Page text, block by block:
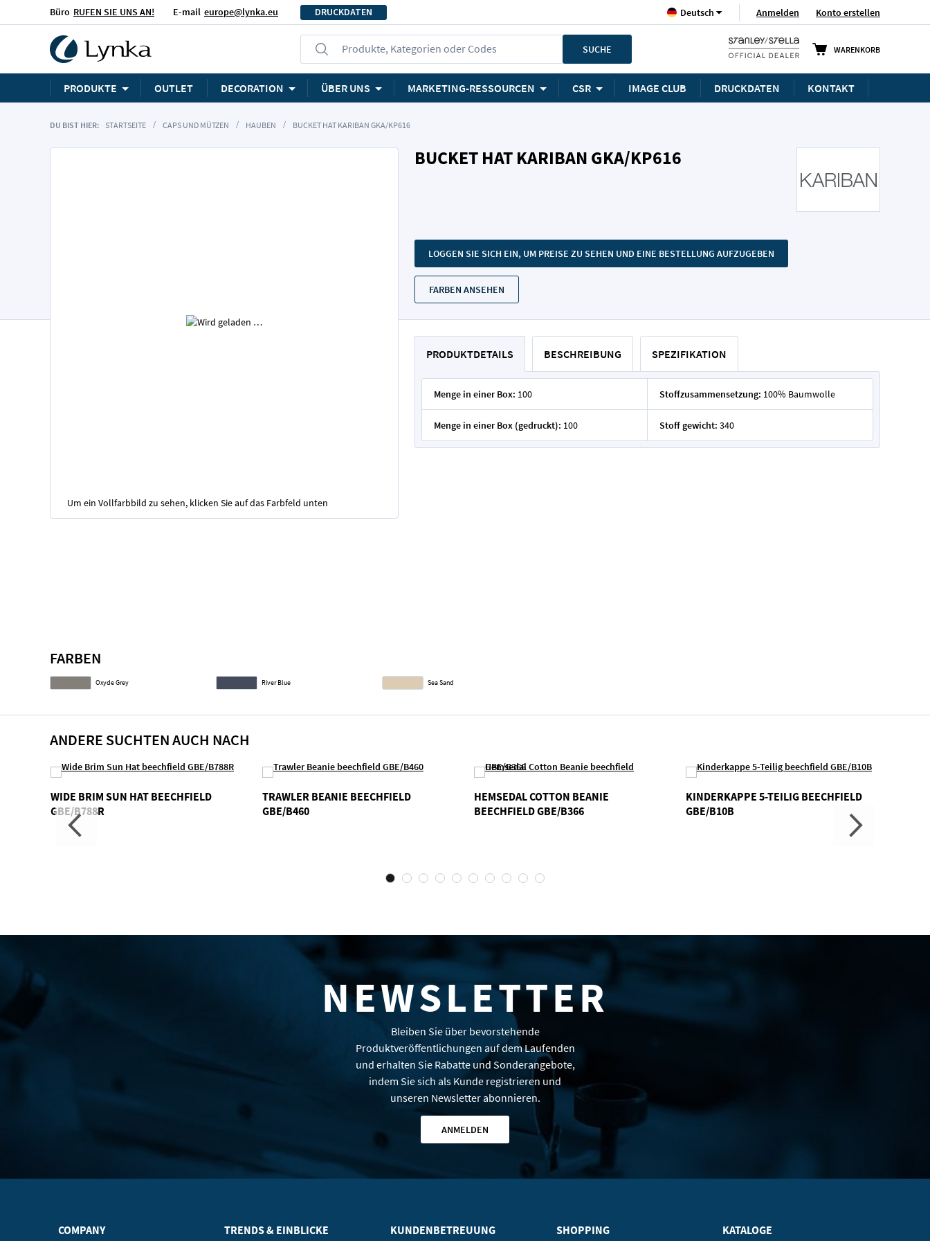
Büro RUFEN SIE UNS AN! E-mail europe@lynka.eu DRUCKDATEN Anmelden Konto erstellen
SpracheDeutsch
WARENKORB
Produkte, Kategorien oder Codes SUCHE
PRODUKTE OUTLET DECORATION ÜBER UNS MARKETING-RESSOURCEN CSR IMAGE CLUB DRUCKDATEN KONTAKT
DU BIST HIER: STARTSEITE CAPS UND MÜTZEN HAUBEN BUCKET HAT KARIBAN GKA/KP616
BUCKET HAT KARIBAN GKA/KP616
LOGGEN SIE SICH EIN, UM PREISE ZU SEHEN UND EINE BESTELLUNG AUFZUGEBEN
FARBEN ANSEHEN
Um ein Vollfarbbild zu sehen, klicken Sie auf das Farbfeld unten
PRODUKTDETAILS
Menge in einer Box: 100 Stoffzusammensetzung: 100% Baumwolle
Menge in einer Box (gedruckt): 100 Stoff gewicht: 340
BESCHREIBUNG SPEZIFIKATION
FARBEN
Oxyde Grey River Blue Sea Sand
ANDERE SUCHTEN AUCH NACH
WIDE BRIM SUN HAT BEECHFIELD
GBE/B788R
TRAWLER BEANIE BEECHFIELD
GBE/B460
HEMSEDAL COTTON BEANIE
BEECHFIELD GBE/B366
KINDERKAPPE 5-TEILIG BEECHFIELD
GBE/B10B
NEWSLETTER
Bleiben Sie über bevorstehende
Produktveröffentlichungen auf dem Laufenden
und erhalten Sie Rabatte und Sonderangebote,
indem Sie sich als Kunde registrieren und
unseren Newsletter abonnieren.
ANMELDEN
COMPANY TRENDS & EINBLICKE KUNDENBETREUUNG SHOPPING KATALOGE